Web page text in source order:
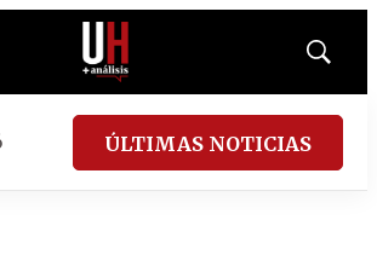
Mostrar
ÚLTIMAS NOTICIAS